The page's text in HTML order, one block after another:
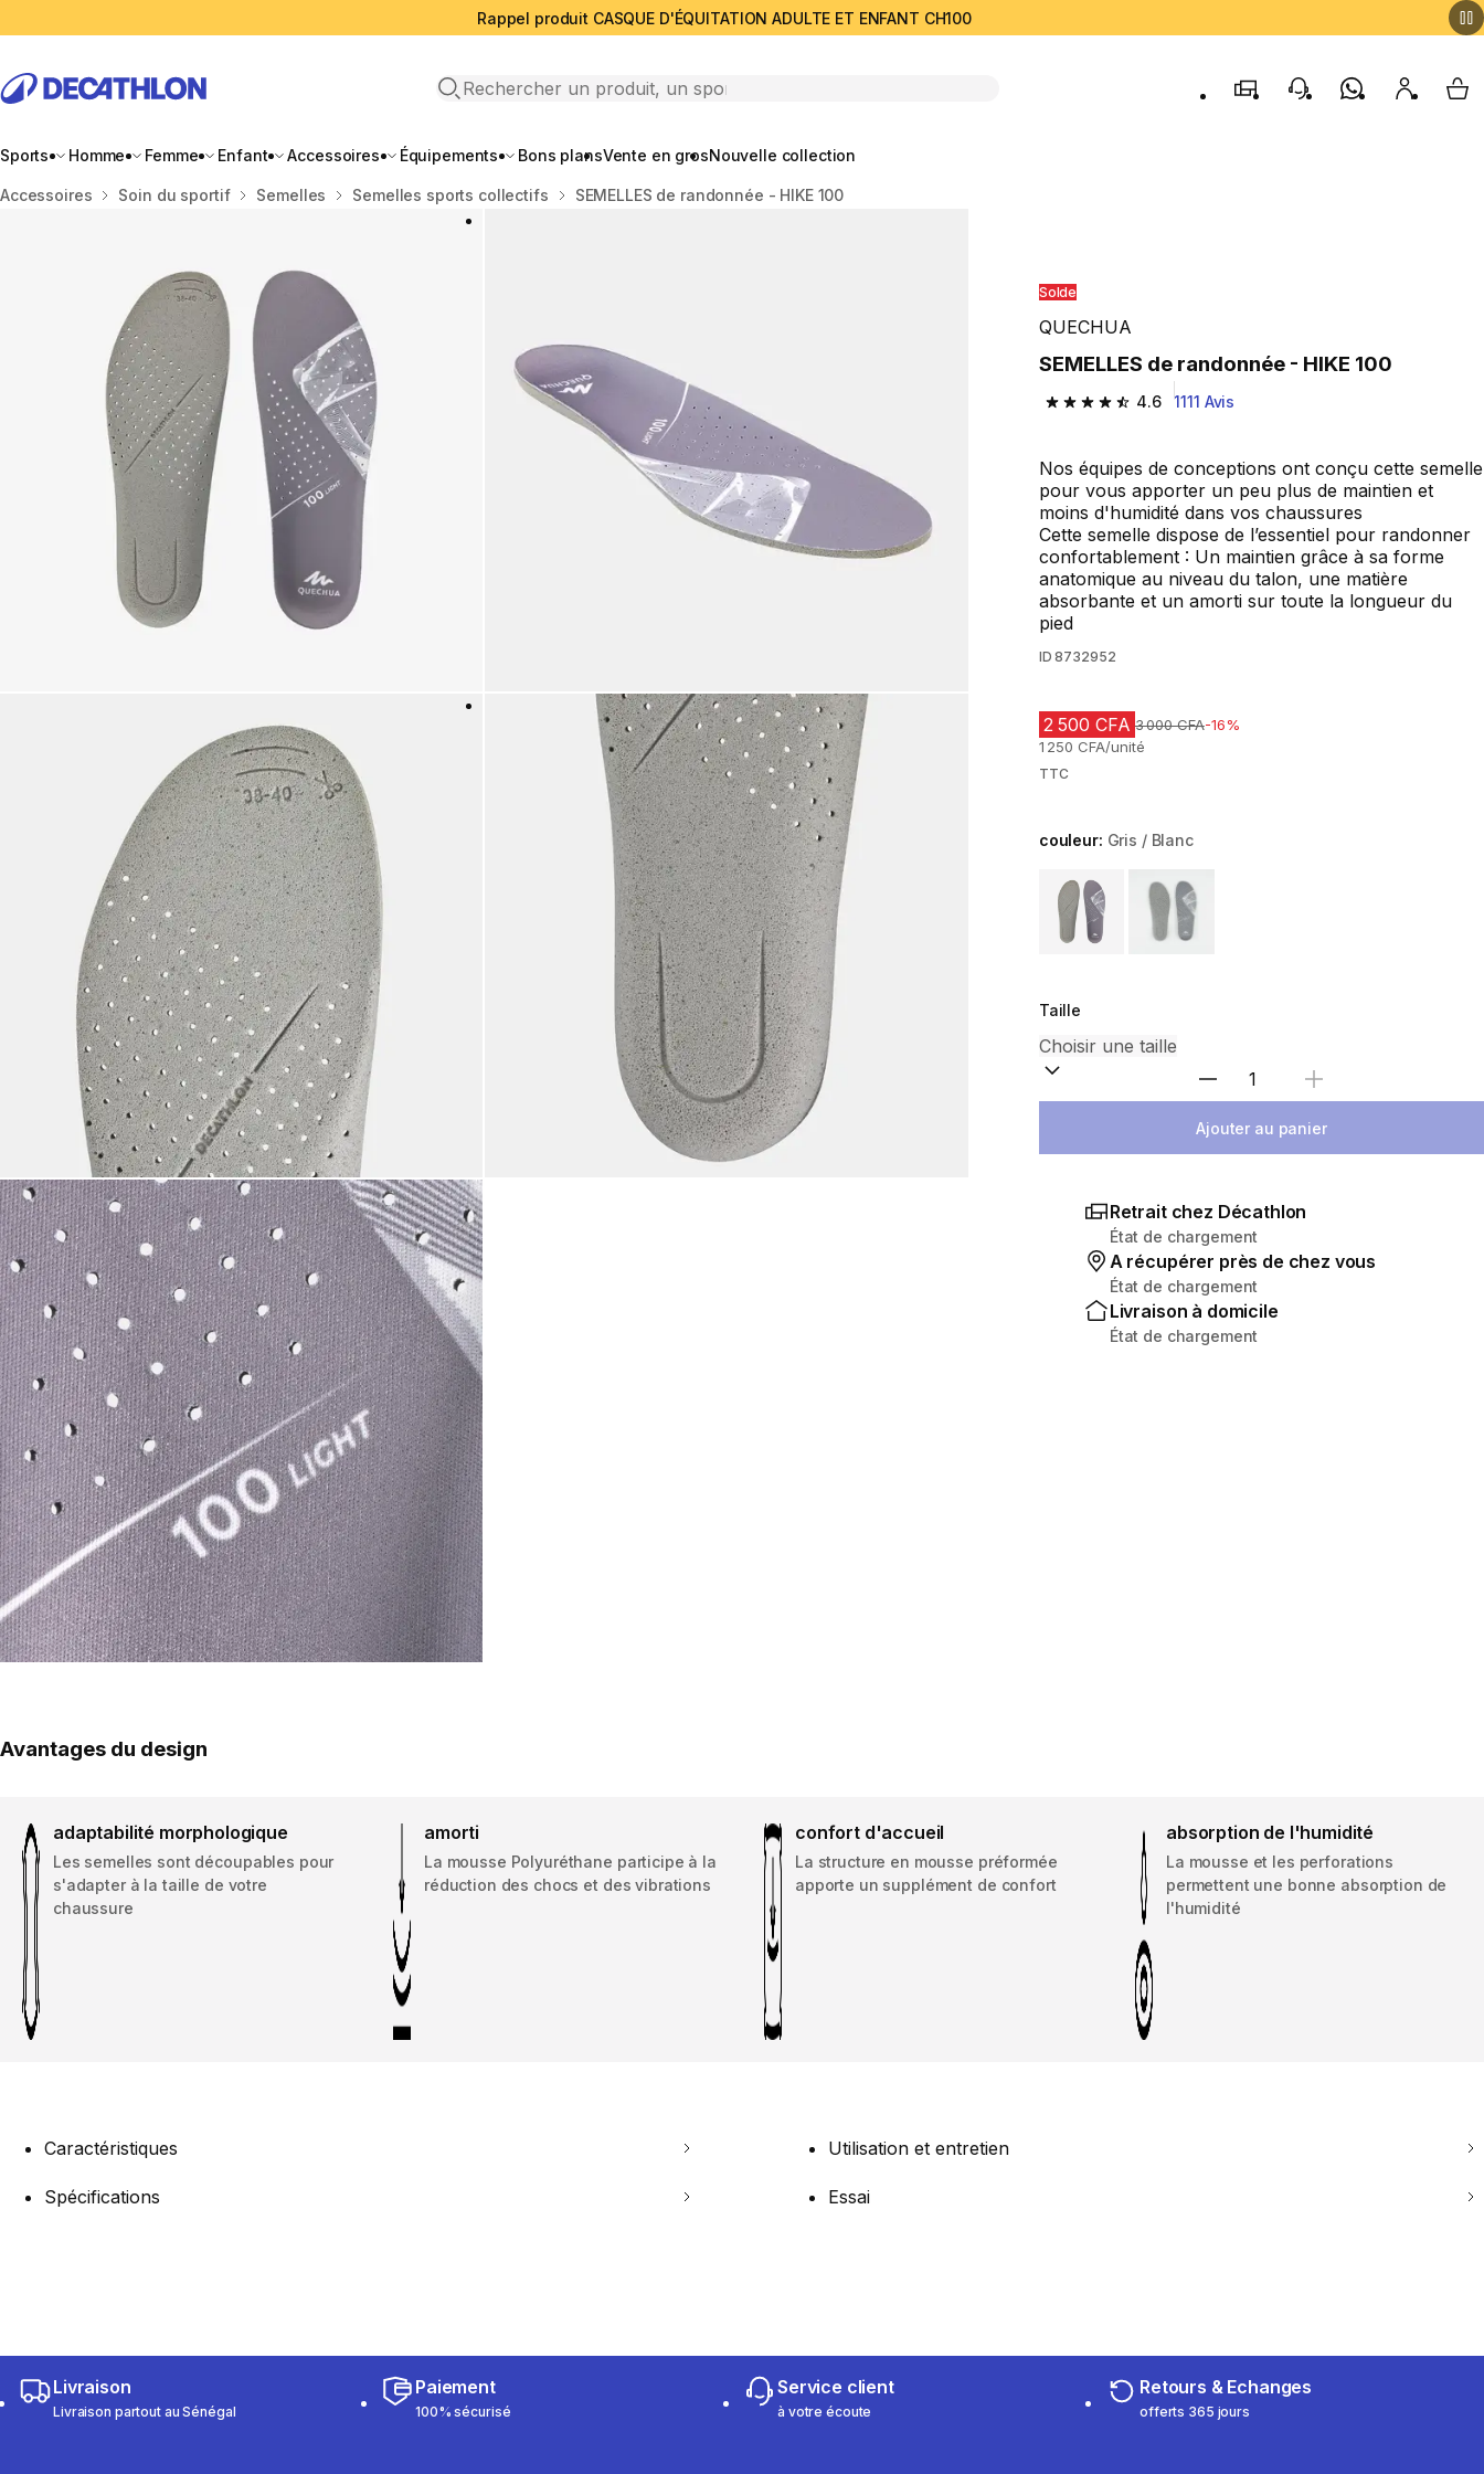
Rappel produit CASQUE D'ÉQUITATION ADULTE ET ENFANT CH100
Open search
MagasinscontactWhatsappMon My
Sports Homme Femme Enfant Accessoires Équipements Bons plansVente en grosNouvelle collection
Accueil
Accessoires Soin du sportif Semelles Semelles sports collectifs SEMELLES de randonnée - HIKE 100
Solde
QUECHUA
SEMELLES de randonnée - HIKE 100
4.6
4.6 out of 5 stars from 1111 reviews
1111 Avis
Nos équipes de conceptions ont conçu cette semelle
pour vous apporter un peu plus de maintien et
moins d'humidité dans vos chaussures
Cette semelle dispose de l’essentiel pour randonner
confortablement : Un maintien grâce à sa forme
anatomique au niveau du talon, une matière
absorbante et un amorti sur toute la longueur du
pied
ID 8732952
2 500 CFA Prix avant réduction
3 000 CFA-16%
1 250 CFA/unité
TTC
couleur: Gris / Blanc
Choose a variant
Taille
Choisir une quantité
Ajouter au panier
Retrait chez Décathlon
État de chargement
A récupérer près de chez vous
État de chargement
Livraison à domicile
État de chargement
Avantages du design
adaptabilité morphologique
Les semelles sont découpables pour
s'adapter à la taille de votre
chaussure
amorti
La mousse Polyuréthane participe à la
réduction des chocs et des vibrations
confort d'accueil
La structure en mousse préformée
apporte un supplément de confort
absorption de l'humidité
La mousse et les perforations
permettent une bonne absorption de
l'humidité
Caractéristiques Utilisation et entretien
Spécifications Essai
Livraison
Livraison partout au Sénégal
Paiement
100% sécurisé
Service client
à votre écoute
Retours & Echanges
offerts 365 jours